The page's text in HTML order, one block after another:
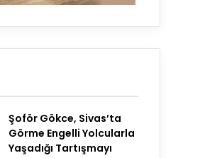
Şoför Gökce, Sivas’ta
Görme Engelli Yolcularla
Yaşadığı Tartışmayı